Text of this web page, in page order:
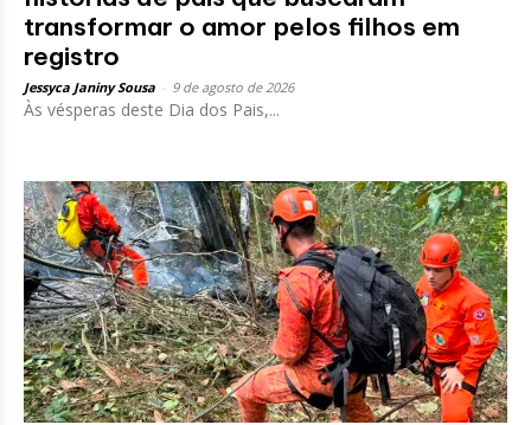
transformar o amor pelos filhos em
registro
Jessyca Janiny Sousa 9 de agosto de 2026
Às vésperas deste Dia dos Pais,...